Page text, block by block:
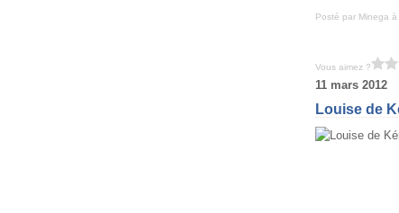
Posté par Minega
Vous aimez ?
11 mars 2012
Louise de